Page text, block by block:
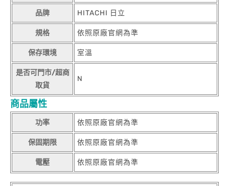
品牌 HITACHI 日立
規格 依照原廠官網為準
保存環境 室溫
是否可門市/超商
取貨
N
商品屬性
功率 依照原廠官網為準
保固期限 依照原廠官網為準
電壓 依照原廠官網為準